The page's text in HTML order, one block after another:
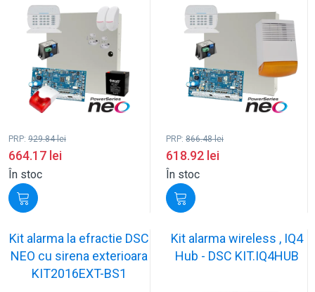
PRP: 929.84lei
664.17 lei
În stoc
PRP: 866.48lei
618.92 lei
În stoc
Kit alarma la efractie DSC
NEO cu sirena exterioara
KIT2016EXT-BS1
Kit alarma wireless , IQ4
Hub - DSC KIT.IQ4HUB